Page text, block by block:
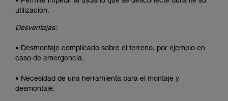
utilización.
Desventajas:
• Desmontaje complicado sobre el terreno, por ejemplo en
caso de emergencia.
• Necesidad de una herramienta para el montaje y
desmontaje.